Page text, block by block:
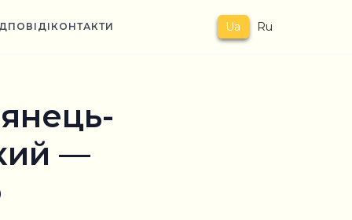
КОНТАКТИ Ua Ru
—